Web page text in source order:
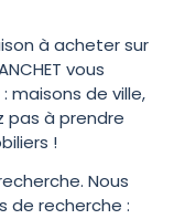
à acheter sur
vous
maisons de ville,
pas à prendre
!
Nous
de recherche :